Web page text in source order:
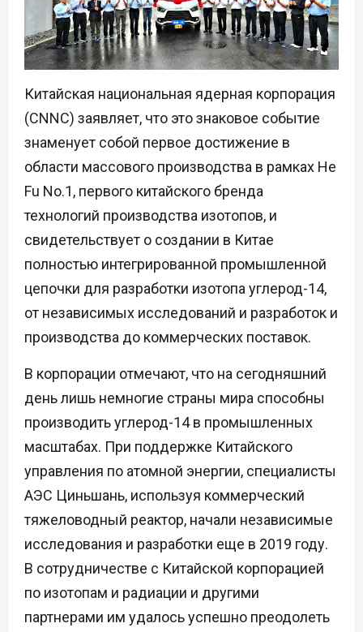
Китайская национальная ядерная корпорация
(CNNC) заявляет, что это знаковое событие
знаменует собой первое достижение в
области массового производства в рамках He
Fu No.1, первого китайского бренда
технологий производства изотопов, и
свидетельствует о создании в Китае
полностью интегрированной промышленной
цепочки для разработки изотопа углерод-14,
от независимых исследований и разработок и
производства до коммерческих поставок.
В корпорации отмечают, что на сегодняшний
день лишь немногие страны мира способны
производить углерод-14 в промышленных
масштабах. При поддержке Китайского
управления по атомной энергии, специалисты
АЭС Циньшань, используя коммерческий
тяжеловодный реактор, начали независимые
исследования и разработки еще в 2019 году.
В сотрудничестве с Китайской корпорацией
по изотопам и радиации и другими
партнерами им удалось успешно преодолеть